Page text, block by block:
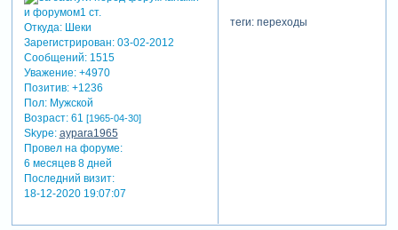
Откуда:Шеки
Зарегистрирован: 03-02-2012
Сообщений:1515
Уважение: +4970
Позитив: +1236
Пол:Мужской
Возраст:61 [1965-04-30]
Skype: aypara1965
Провел на форуме:
6 месяцев 8 дней
Последний визит:
18-12-2020 19:07:07
теги: переходы